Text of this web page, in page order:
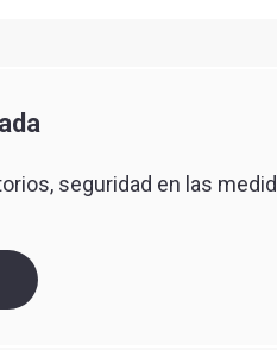
seguridad en las